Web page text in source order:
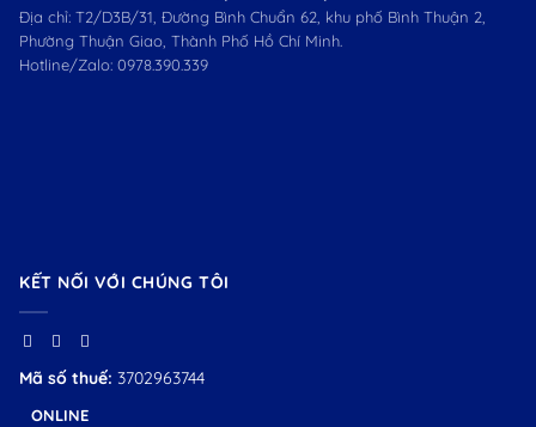
Địa chỉ: T2/D3B/31, Đường Bình Chuẩn 62, khu phố Bình Thuận 2,
Phường Thuận Giao, Thành Phố Hồ Chí Minh.
Hotline/Zalo: 0978.390.339
KẾT NỐI VỚI CHÚNG TÔI
Mã số thuế: 3702963744
ONLINE